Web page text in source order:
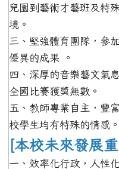
兒園到藝術才藝班及特
境。
三、堅強體育團隊，參
優異的成果 。
四、深厚的音樂藝文氣
全國比賽獲獎無數。
五、教師專業自主，豐
校學生均有特殊的情感。
[本校未來發展
一、效率化行政，人性